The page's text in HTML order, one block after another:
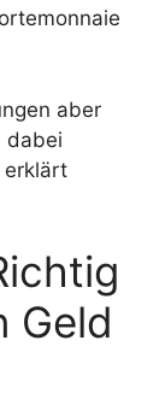
aber
dabei
erklärt
Geld